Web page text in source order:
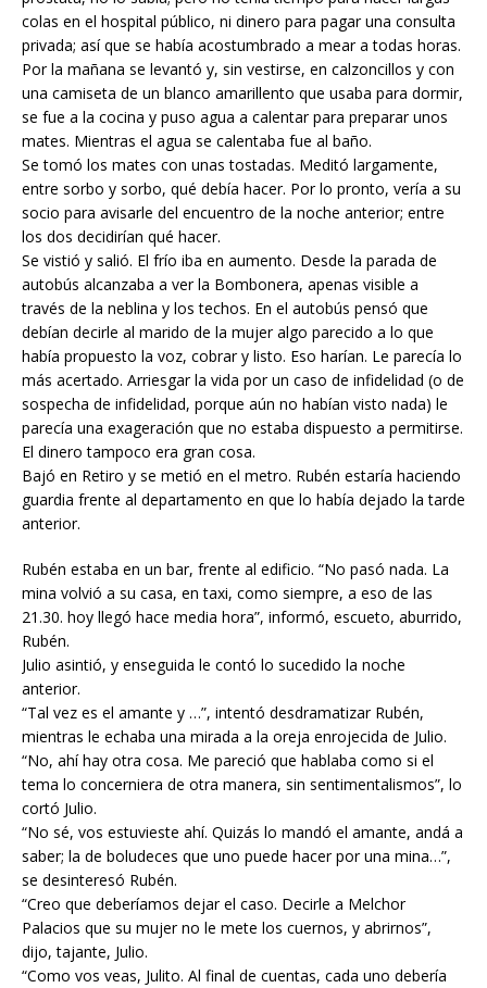
colas en el hospital público, ni dinero para pagar una consulta
privada; así que se había acostumbrado a mear a todas horas.
Por la mañana se levantó y, sin vestirse, en calzoncillos y con
una camiseta de un blanco amarillento que usaba para dormir,
se fue a la cocina y puso agua a calentar para preparar unos
mates. Mientras el agua se calentaba fue al baño.
Se tomó los mates con unas tostadas. Meditó largamente,
entre sorbo y sorbo, qué debía hacer. Por lo pronto, vería a su
socio para avisarle del encuentro de la noche anterior; entre
los dos decidirían qué hacer.
Se vistió y salió. El frío iba en aumento. Desde la parada de
autobús alcanzaba a ver la Bombonera, apenas visible a
través de la neblina y los techos. En el autobús pensó que
debían decirle al marido de la mujer algo parecido a lo que
había propuesto la voz, cobrar y listo. Eso harían. Le parecía lo
más acertado. Arriesgar la vida por un caso de infidelidad (o de
sospecha de infidelidad, porque aún no habían visto nada) le
parecía una exageración que no estaba dispuesto a permitirse.
El dinero tampoco era gran cosa.
Bajó en Retiro y se metió en el metro. Rubén estaría haciendo
guardia frente al departamento en que lo había dejado la tarde
anterior.
Rubén estaba en un bar, frente al edificio. “No pasó nada. La
mina volvió a su casa, en taxi, como siempre, a eso de las
21.30. hoy llegó hace media hora”, informó, escueto, aburrido,
Rubén.
Julio asintió, y enseguida le contó lo sucedido la noche
anterior.
“Tal vez es el amante y …”, intentó desdramatizar Rubén,
mientras le echaba una mirada a la oreja enrojecida de Julio.
“No, ahí hay otra cosa. Me pareció que hablaba como si el
tema lo concerniera de otra manera, sin sentimentalismos”, lo
cortó Julio.
“No sé, vos estuvieste ahí. Quizás lo mandó el amante, andá a
saber; la de boludeces que uno puede hacer por una mina…”,
se desinteresó Rubén.
“Creo que deberíamos dejar el caso. Decirle a Melchor
Palacios que su mujer no le mete los cuernos, y abrirnos”,
dijo, tajante, Julio.
“Como vos veas, Julito. Al final de cuentas, cada uno debería